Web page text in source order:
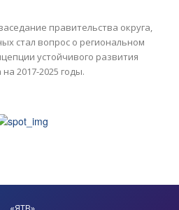
правительства округа,
стал вопрос о региональном
устойчивого развития
2017-2025 годы.